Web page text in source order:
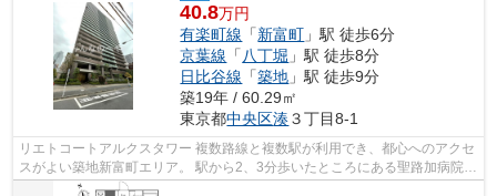
40.8万円
有楽町線 「新富町 」駅 徒歩6分
京葉線 「八丁堀 」駅 徒歩8分
日比谷線 「築地 」駅 徒歩9分
築19年 / 60.29㎡
東京都中央区湊３丁目8-1
リエトコートアルクスタワー 複数路線と複数駅が利用でき、都心へのアクセ
スがよい築地新富町エリア。 駅から2、3分歩いたところにある聖路加病院が
ある明石町エリアは 春には満開の...